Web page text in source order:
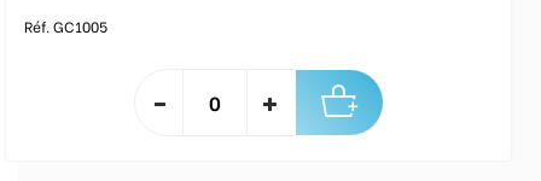
Réf. GC1005